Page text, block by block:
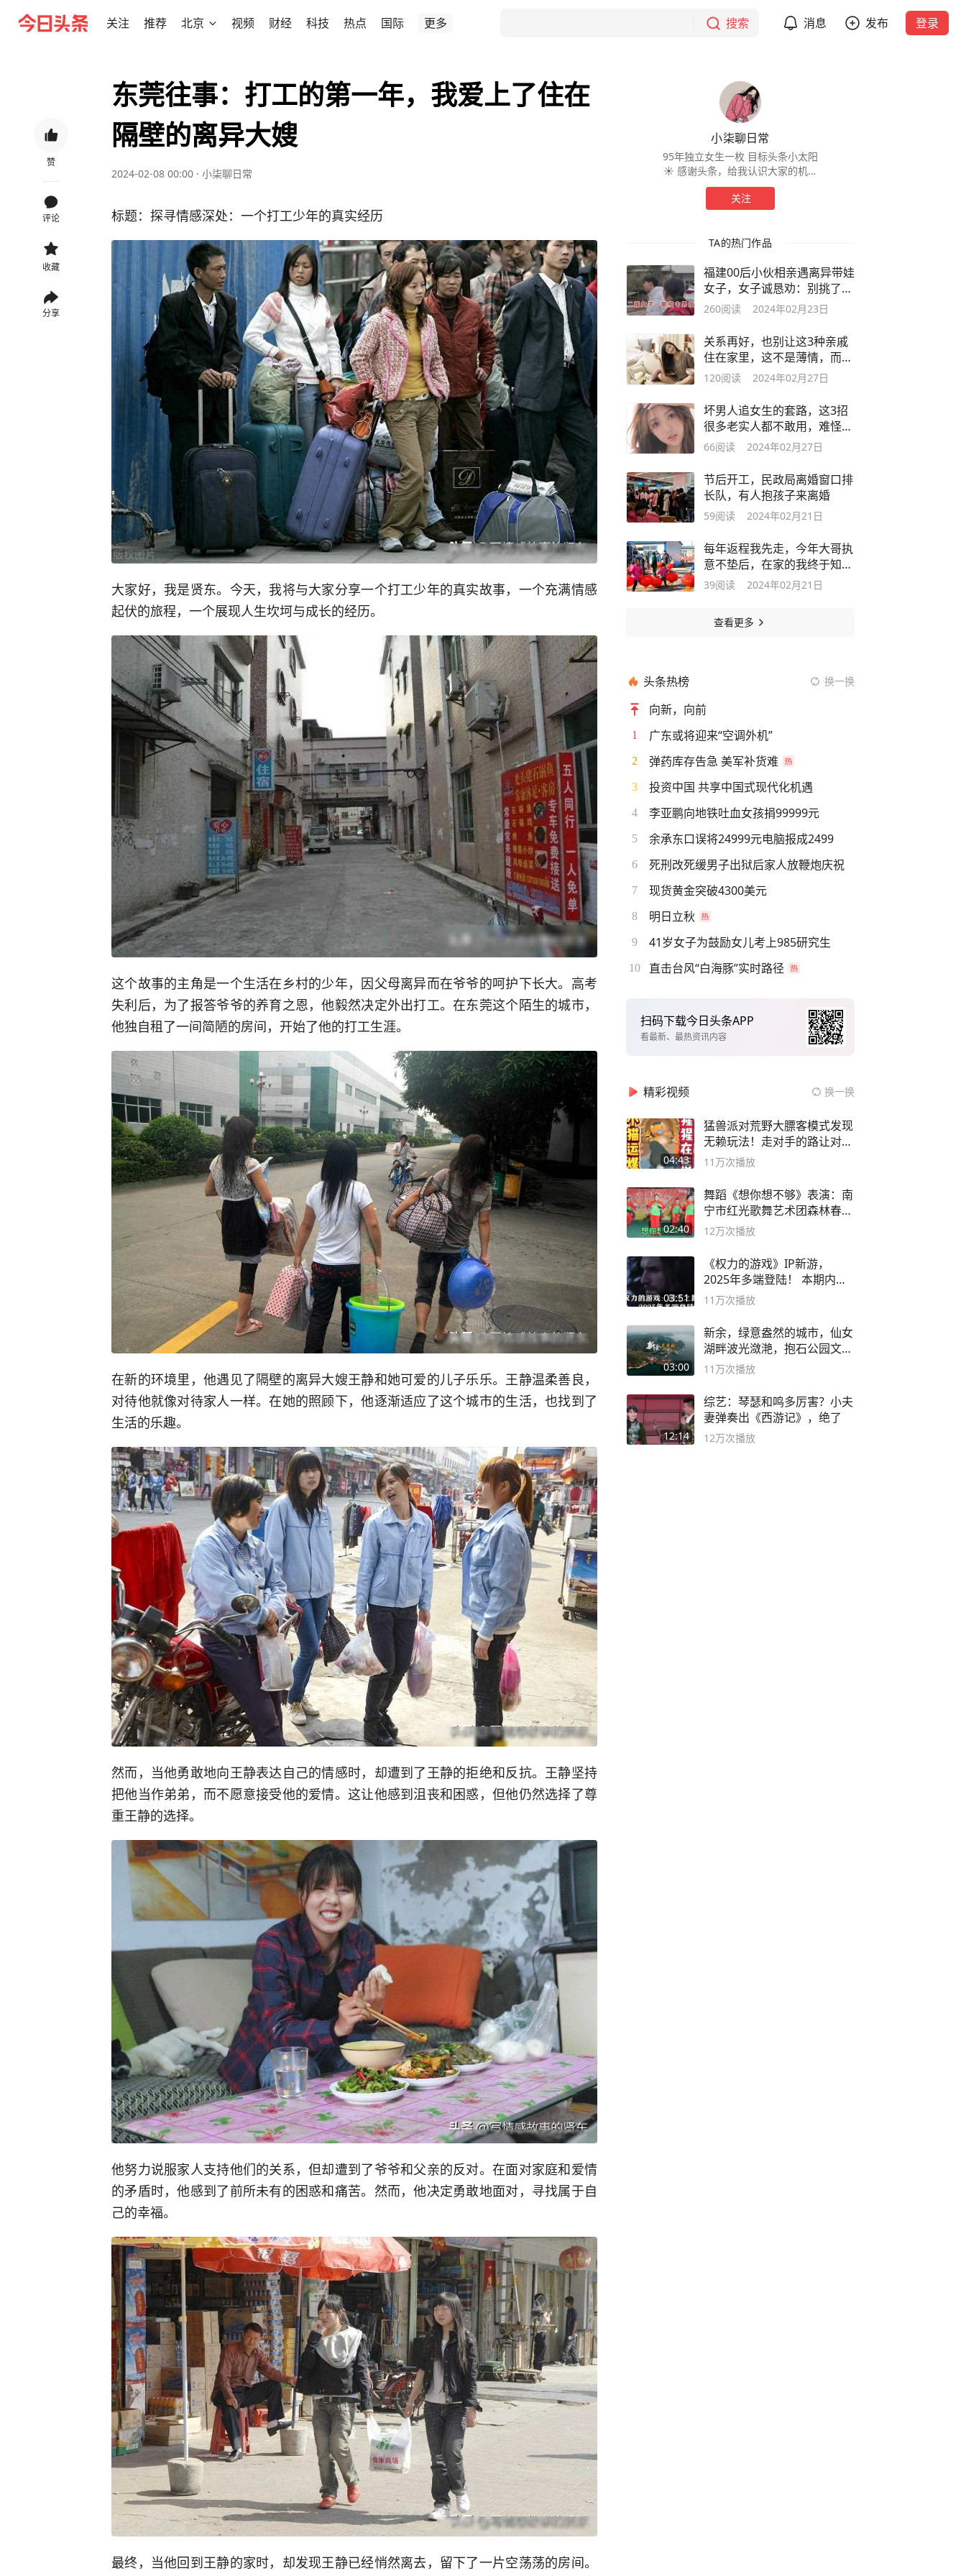
关注 推荐 北京 视频 财经 科技 热点 国际 更多 搜索 消息 发布 登录
赞
评论
收藏
分享
东莞往事：打工的第一年，我爱上了住在
隔壁的离异大嫂
2024-02-08 00:00 · 小柒聊日常
标题：探寻情感深处：一个打工少年的真实经历
大家好，我是贤东。今天，我将与大家分享一个打工少年的真实故事，一个充满情感
起伏的旅程，一个展现人生坎坷与成长的经历。
这个故事的主角是一个生活在乡村的少年，因父母离异而在爷爷的呵护下长大。高考
失利后，为了报答爷爷的养育之恩，他毅然决定外出打工。在东莞这个陌生的城市，
他独自租了一间简陋的房间，开始了他的打工生涯。
在新的环境里，他遇见了隔壁的离异大嫂王静和她可爱的儿子乐乐。王静温柔善良，
对待他就像对待家人一样。在她的照顾下，他逐渐适应了这个城市的生活，也找到了
生活的乐趣。
然而，当他勇敢地向王静表达自己的情感时，却遭到了王静的拒绝和反抗。王静坚持
把他当作弟弟，而不愿意接受他的爱情。这让他感到沮丧和困惑，但他仍然选择了尊
重王静的选择。
他努力说服家人支持他们的关系，但却遭到了爷爷和父亲的反对。在面对家庭和爱情
的矛盾时，他感到了前所未有的困惑和痛苦。然而，他决定勇敢地面对，寻找属于自
己的幸福。
最终，当他回到王静的家时，却发现王静已经悄然离去，留下了一片空荡荡的房间。
小柒聊日常
95年独立女生一枚 目标头条小太阳
☀️ 感谢头条，给我认识大家的机会
💖
关注
TA的热门作品
福建00后小伙相亲遇离异带娃
女子，女子诚恳劝：别挑了，
都是你
260阅读 2024年02月23日
关系再好，也别让这3种亲戚
住在家里，这不是薄情，而是
真聪明
120阅读 2024年02月27日
坏男人追女生的套路，这3招
很多老实人都不敢用，难怪会
单身
66阅读 2024年02月27日
节后开工，民政局离婚窗口排
长队，有人抱孩子来离婚
59阅读 2024年02月21日
每年返程我先走，今年大哥执
意不垫后，在家的我终于知道
为什么了
39阅读 2024年02月21日
查看更多
头条热榜 换一换
向新，向前
1 广东或将迎来“空调外机”
2 弹药库存告急 美军补货难
3 投资中国 共享中国式现代化机遇
4 李亚鹏向地铁吐血女孩捐99999元
5 余承东口误将24999元电脑报成2499
6 死刑改死缓男子出狱后家人放鞭炮庆祝
7 现货黄金突破4300美元
8 明日立秋
9 41岁女子为鼓励女儿考上985研究生
10 直击台风“白海豚”实时路径
扫码下载今日头条APP
看最新、最热资讯内容
精彩视频 换一换
04:43
猛兽派对荒野大膘客模式发现
无赖玩法！走对手的路让对手
无路可走
11万次播放
02:40
舞蹈《想你想不够》表演：南
宁市红光歌舞艺术团森林春红
舞蹈队。
12万次播放
03:51
《权力的游戏》IP新游，
2025年多端登陆！ 本期内容
概要
11万次播放
03:00
新余，绿意盎然的城市，仙女
湖畔波光潋滟，抱石公园文化
深邃……
11万次播放
12:14
综艺：琴瑟和鸣多厉害？小夫
妻弹奏出《西游记》，绝了
12万次播放